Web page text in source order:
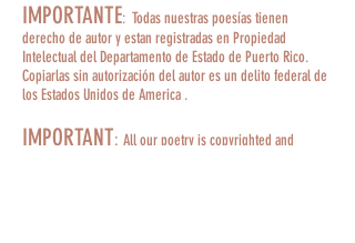
IMPORTANTE: Todas nuestras poesías tienen
derecho de autor y estan registradas en Propiedad
Intelectual del Departamento de Estado de Puerto Rico.
Copiarlas sin autorización del autor es un delito federal de
los Estados Unidos de America .
IMPORTANT: All our poetry is copyrighted and